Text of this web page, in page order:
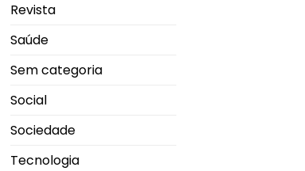
Revista
Saúde
Sem categoria
Social
Sociedade
Tecnologia